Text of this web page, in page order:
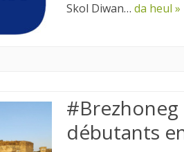
Skol Diwan… da heul »
#Brezhoneg
débutants